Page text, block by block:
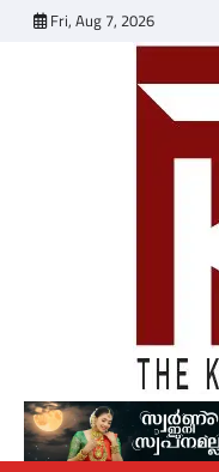
Fri, Aug 7, 2026